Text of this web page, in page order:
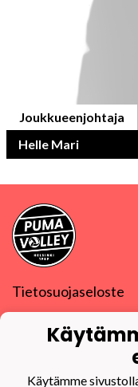
Joukkueenjohtaja
Helle Mari
Tietosuojaseloste
PuMa-Volley ry
Y-tunnus0832270-9
puma@puma-
Linkki muihin
Käytämme